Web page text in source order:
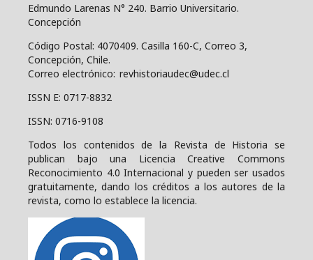
Edmundo Larenas N° 240. Barrio Universitario.
Concepción
Código Postal: 4070409. Casilla 160-C, Correo 3,
Concepción, Chile.
Correo electrónico: revhistoriaudec@udec.cl
ISSN E: 0717-8832
ISSN: 0716-9108
Todos los contenidos de la Revista de Historia se
publican bajo una
Licencia Creative Commons
Reconocimiento 4.0 Internacional y pueden ser usados
gratuitamente, dando los créditos a los autores de la
revista, como lo establece la licencia.